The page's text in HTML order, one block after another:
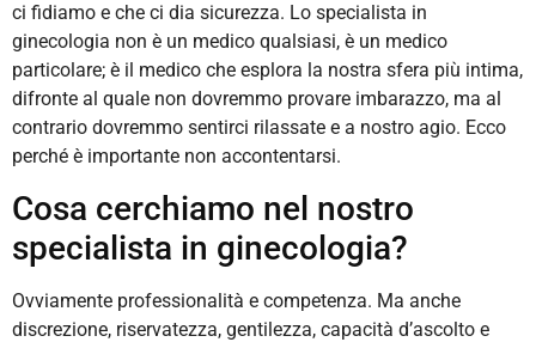
ci fidiamo e che ci dia sicurezza. Lo specialista in
ginecologia non è un medico qualsiasi, è un medico
particolare; è il medico che esplora la nostra sfera più intima,
difronte al quale non dovremmo provare imbarazzo, ma al
contrario dovremmo sentirci rilassate e a nostro agio. Ecco
perché è importante non accontentarsi.
Cosa cerchiamo nel nostro
specialista in ginecologia?
Ovviamente professionalità e competenza. Ma anche
discrezione, riservatezza, gentilezza, capacità d’ascolto e